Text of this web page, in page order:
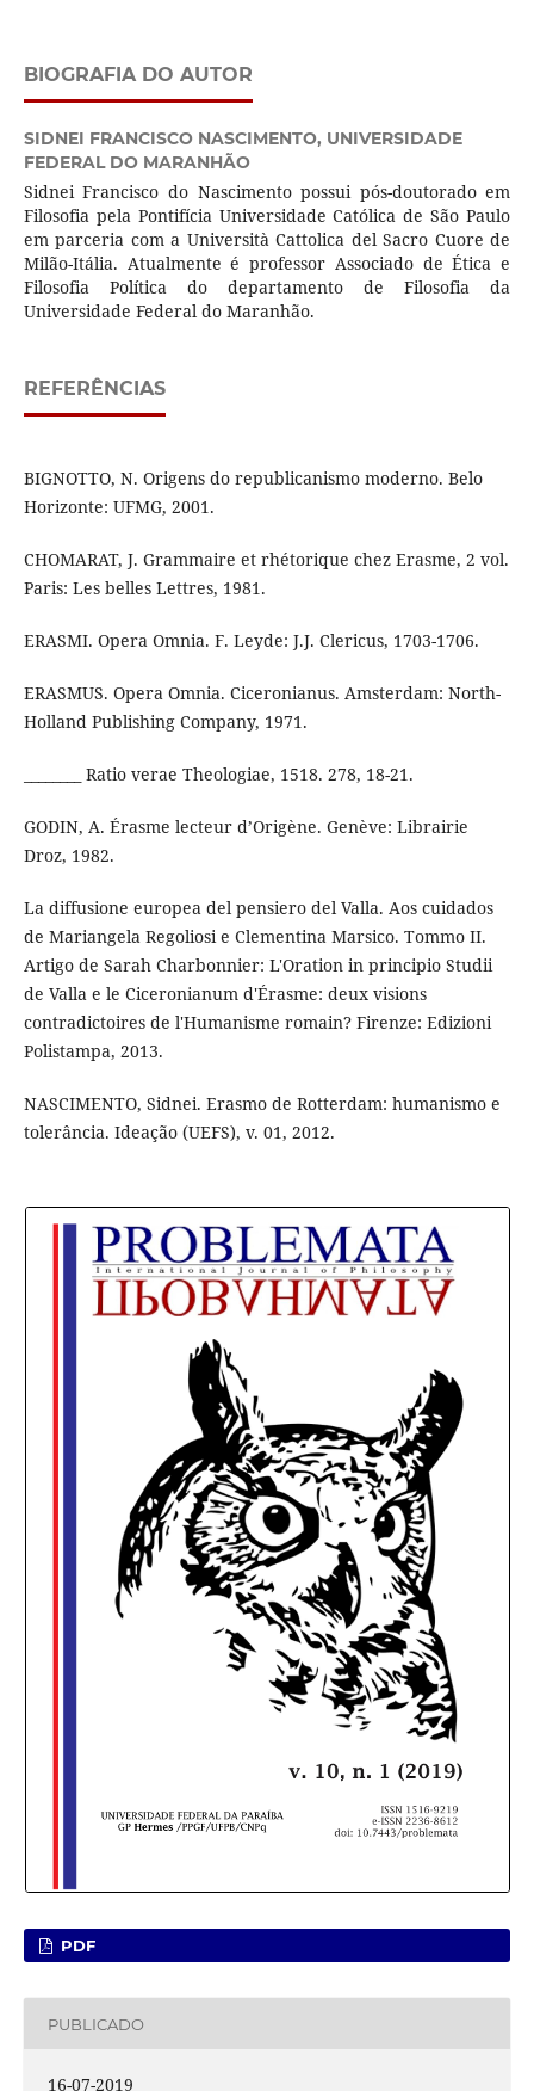
BIOGRAFIA DO AUTOR
SIDNEI FRANCISCO NASCIMENTO, UNIVERSIDADE
FEDERAL DO MARANHÃO
Sidnei Francisco do Nascimento possui pós-doutorado em
Filosofia pela Pontifícia Universidade Católica de São Paulo
em parceria com a Università Cattolica del Sacro Cuore de
Milão-Itália. Atualmente é professor Associado de Ética e
Filosofia Política do departamento de Filosofia da
Universidade Federal do Maranhão.
REFERÊNCIAS
BIGNOTTO, N. Origens do republicanismo moderno. Belo
Horizonte: UFMG, 2001.
CHOMARAT, J. Grammaire et rhétorique chez Erasme, 2 vol.
Paris: Les belles Lettres, 1981.
ERASMI. Opera Omnia. F. Leyde: J.J. Clericus, 1703-1706.
ERASMUS. Opera Omnia. Ciceronianus. Amsterdam: North-
Holland Publishing Company, 1971.
________ Ratio verae Theologiae, 1518. 278, 18-21.
GODIN, A. Érasme lecteur d’Origène. Genève: Librairie
Droz, 1982.
La diffusione europea del pensiero del Valla. Aos cuidados
de Mariangela Regoliosi e Clementina Marsico. Tommo II.
Artigo de Sarah Charbonnier: L'Oration in principio Studii
de Valla e le Ciceronianum d'Érasme: deux visions
contradictoires de l'Humanisme romain? Firenze: Edizioni
Polistampa, 2013.
NASCIMENTO, Sidnei. Erasmo de Rotterdam: humanismo e
tolerância. Ideação (UEFS), v. 01, 2012.
PDF
PUBLICADO
16-07-2019